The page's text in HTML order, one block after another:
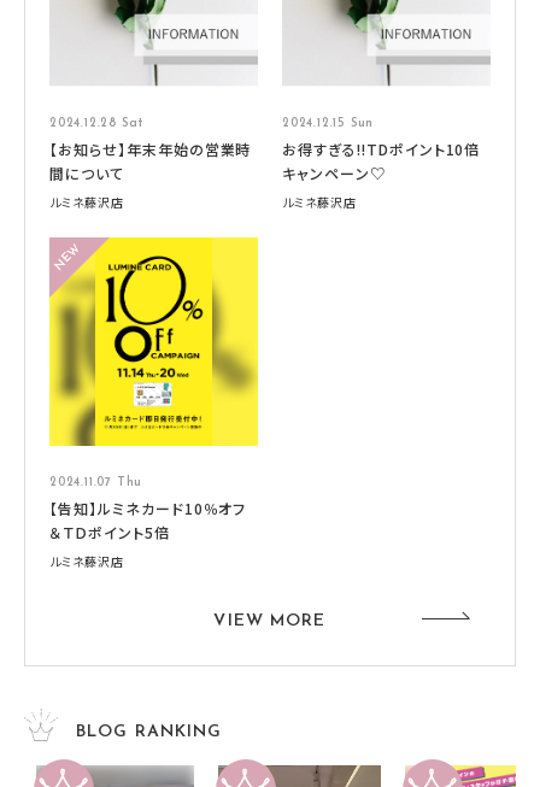
2024.12.28 Sat
【お知らせ】年末年始の営業時
間について
ルミネ藤沢店
2024.12.15 Sun
お得すぎる‼TDポイント10倍
キャンペーン♡
ルミネ藤沢店
2024.11.07 Thu
【告知】ルミネカード10％オフ
＆ＴＤポイント5倍
ルミネ藤沢店
VIEW MORE
BLOG RANKING